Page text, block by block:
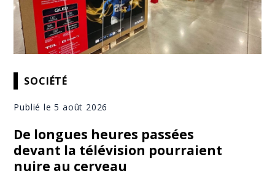
SOCIÉTÉ
Publié le 5 août 2026
De longues heures passées
devant la télévision pourraient
nuire au cerveau